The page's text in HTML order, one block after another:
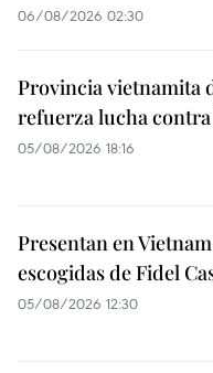
06/08/2026 02:30
Provincia vietnamita
refuerza lucha contra
05/08/2026 18:16
Presentan en
escogidas de Fidel
05/08/2026 12:30